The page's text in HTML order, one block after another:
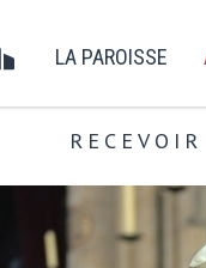
LA PAROISSE